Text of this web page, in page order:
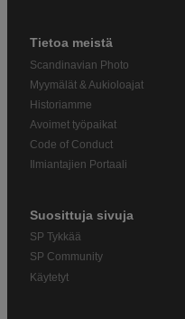
Tietoa meistä
Scandinavian Photo
Myymälät & Aukioloajat
Historiamme
Avoimet työpaikat
Code of Conduct
Ilmiantajien Portaali
Suosittuja sivuja
SP Tykkää
SP Community
Käytetyt